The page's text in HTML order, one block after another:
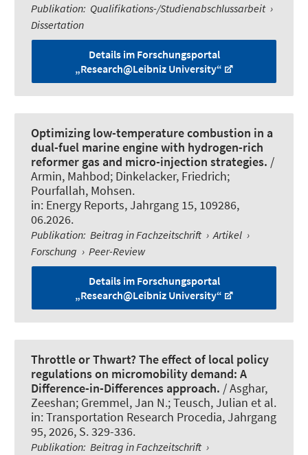
Publikation: Qualifikations-/Studienabschlussarbeit ›
Dissertation
Details im Forschungsportal
„Research@Leibniz University“
Optimizing low-temperature combustion in a
dual-fuel marine engine with hydrogen-rich
reformer gas and micro-injection strategies. /
Armin, Mahbod; Dinkelacker, Friedrich;
Pourfallah, Mohsen.
in: Energy Reports, Jahrgang 15, 109286,
06.2026.
Publikation: Beitrag in Fachzeitschrift › Artikel ›
Forschung › Peer-Review
Details im Forschungsportal
„Research@Leibniz University“
Throttle or Thwart? The effect of local policy
regulations on micromobility demand: A
Difference-in-Differences approach. / Asghar,
Zeeshan; Gremmel, Jan N.; Teusch, Julian et al.
in:Transportation Research Procedia, Jahrgang
95, 2026, S. 329-336.
Publikation: Beitrag in Fachzeitschrift ›